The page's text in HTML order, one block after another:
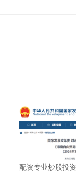
配资专业炒股投